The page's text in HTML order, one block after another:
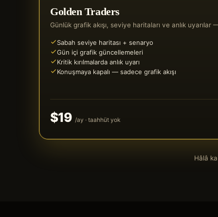
Golden Traders
Günlük grafik akışı, seviye haritaları ve anlık
Sabah seviye haritası + senaryo
Gün içi grafik güncellemeleri
Kritik kırılmalarda anlık uyarı
Konuşmaya kapalı — sadece grafik akışı
$19 /ay · taahhüt yok
Hâlâ